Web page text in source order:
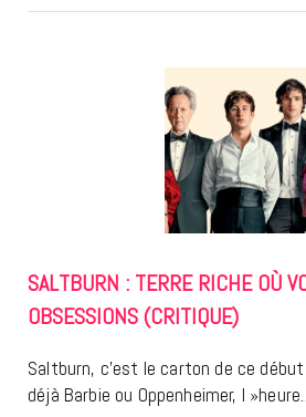
SALTBURN : TERRE RICHE OÙ
OBSESSIONS (CRITIQUE)
Saltburn, c’est le carton de ce
déjà Barbie ou Oppenheimer, l